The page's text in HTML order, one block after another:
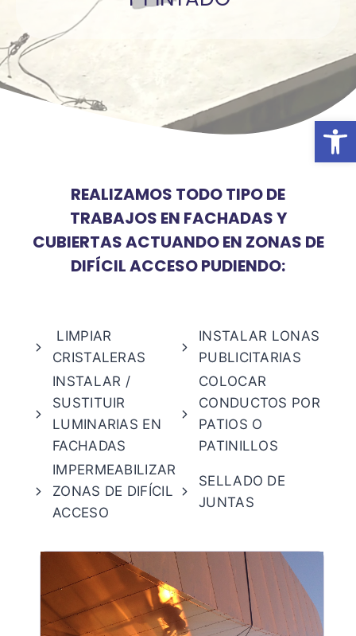
Abrir
REALIZAMOS TODO TIPO DE
TRABAJOS EN FACHADAS Y
CUBIERTAS ACTUANDO EN ZONAS DE
DIFÍCIL ACCESO PUDIENDO:
LIMPIAR
CRISTALERAS
INSTALAR LONAS
PUBLICITARIAS
INSTALAR /
SUSTITUIR
LUMINARIAS EN
FACHADAS
COLOCAR
CONDUCTOS POR
PATIOS O
PATINILLOS
IMPERMEABILIZAR
ZONAS DE DIFÍCIL
ACCESO
SELLADO DE
JUNTAS
$219